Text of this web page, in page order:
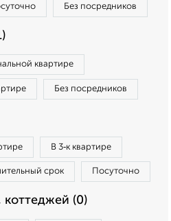
Без посредников
квартире
Без посредников
В 3‑к квартире
срок Посуточно
(0)